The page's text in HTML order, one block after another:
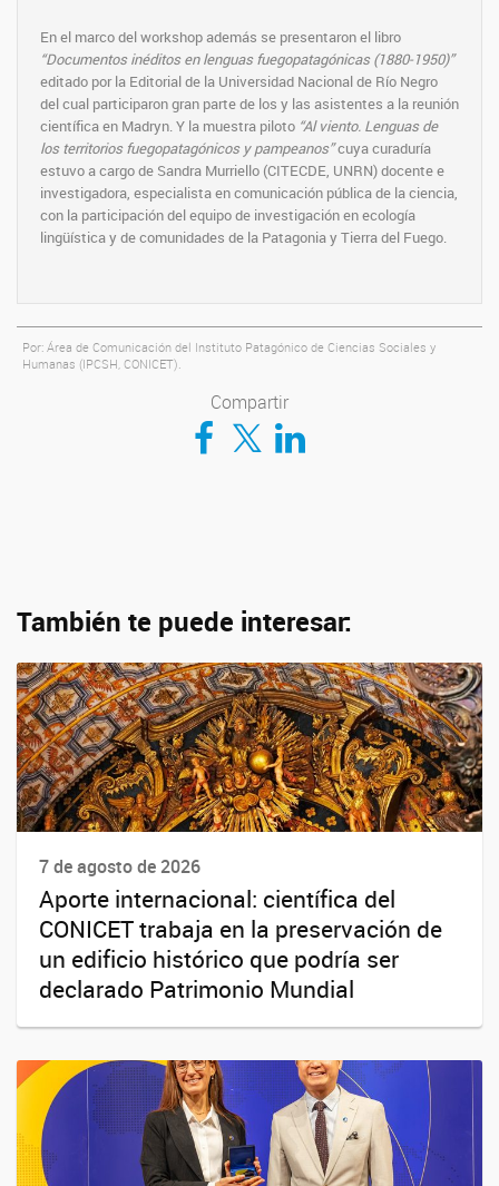
En el marco del workshop además se presentaron el libro
“Documentos inéditos en lenguas fuegopatagónicas (1880-1950)”
editado por la Editorial de la Universidad Nacional de Río Negro
del cual participaron gran parte de los y las asistentes a la reunión
científica en Madryn. Y la muestra piloto “Al viento. Lenguas de
los territorios fuegopatagónicos y pampeanos”cuya curaduría
estuvo a cargo de Sandra Murriello (CITECDE, UNRN) docente e
investigadora, especialista en comunicación pública de la ciencia,
con la participación del equipo de investigación en ecología
lingüística y de comunidades de la Patagonia y Tierra del Fuego.
Por: Área de Comunicación del Instituto Patagónico de Ciencias Sociales y
Humanas (IPCSH, CONICET).
Compartir
Compartir en Facebook
Compartir en TwitterCompartir en LinkedIn
También te puede interesar:
7 de agosto de 2026
Aporte internacional: científica del
CONICET trabaja en la preservación de
un edificio histórico que podría ser
declarado Patrimonio Mundial